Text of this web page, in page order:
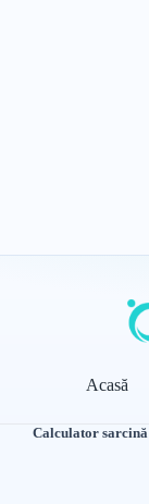
Acasă
Calculator sarcină